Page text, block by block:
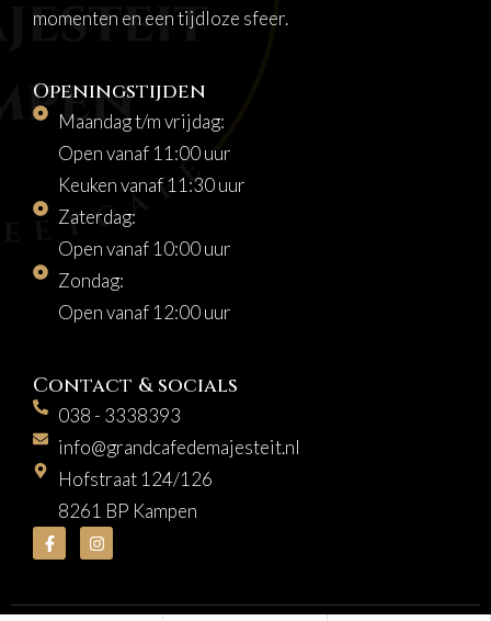
momenten en een tijdloze sfeer.
Openingstijden
Maandag t/m vrijdag:
Open vanaf 11:00 uur
Keuken vanaf 11:30 uur
Zaterdag:
Open vanaf 10:00 uur
Zondag:
Open vanaf 12:00 uur
Contact & socials
038 - 3338393
info@grandcafedemajesteit.nl
Hofstraat 124/126
8261 BP Kampen